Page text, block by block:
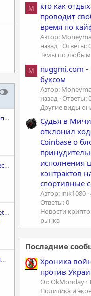
Сенаторы США потребовали запретить ставки на лесные пожары через рынки криптопрогнозов
Зачем вам Polymarket и где здесь деньги?
Публичная торговля Polymarket. Разорвем рынок.
Как мы устали от эмоционального выгорания и собрали HFT-Радар, который торгует без нервов (наш опыт с n8n + Bybit API)
M
кто как
проводит
время по
Автор:
назад Ответы: 0
Темы по любым
M
nuggmi.com -
буксом
Автор:
назад Ответы: 0
Другие виды
Судья в
отклонил
Coinbase о
исполнения
контрактов
спортивные
Автор: inik1080
Ответы: 0
Новости
рынка
Последние
Хроника
против
От: OkMonday
Политика и